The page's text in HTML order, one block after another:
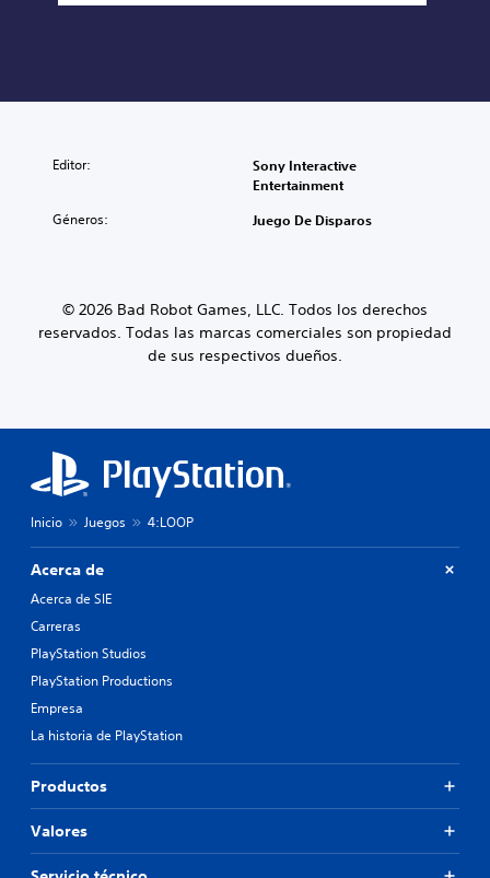
Editor:
Sony Interactive
Entertainment
Géneros: Juego De Disparos
© 2026 Bad Robot Games, LLC. Todos los derechos
reservados. Todas las marcas comerciales son propiedad
de sus respectivos dueños.
Inicio Juegos 4:LOOP
Acerca de
Acerca de SIE
Carreras
PlayStation Studios
PlayStation Productions
Empresa
La historia de PlayStation
Productos
Valores